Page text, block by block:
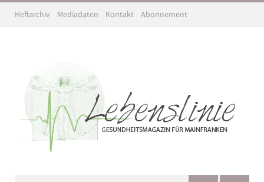
Heftarchiv Mediadaten Kontakt Abonnement